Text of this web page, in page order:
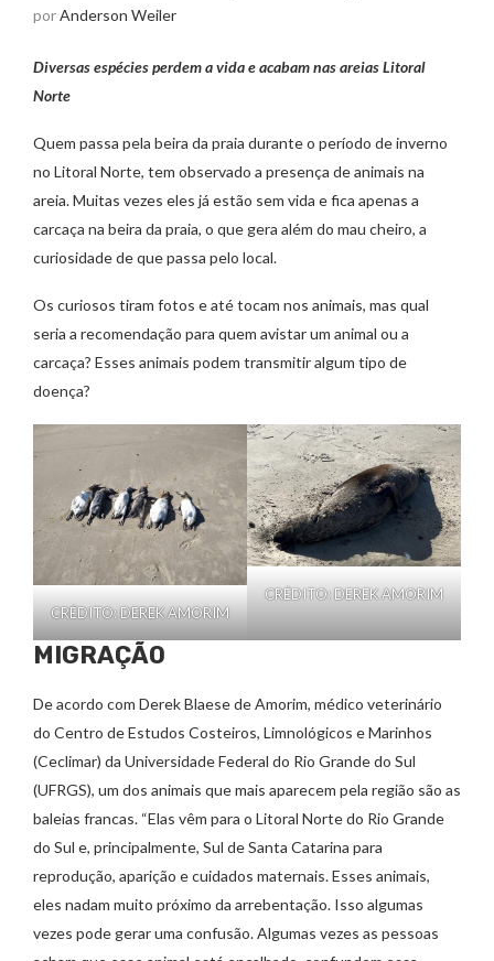
porAnderson Weiler
Diversas espécies perdem a vida e acabam nas areias Litoral
Norte
Quem passa pela beira da praia durante o período de inverno
no Litoral Norte, tem observado a presença de animais na
areia. Muitas vezes eles já estão sem vida e fica apenas a
carcaça na beira da praia, o que gera além do mau cheiro, a
curiosidade de que passa pelo local.
Os curiosos tiram fotos e até tocam nos animais, mas qual
seria a recomendação para quem avistar um animal ou a
carcaça? Esses animais podem transmitir algum tipo de
doença?
CRÉDITO: DEREK AMORIM
CRÉDITO: DEREK AMORIM
MIGRAÇÃO
De acordo com Derek Blaese de Amorim, médico veterinário
do Centro de Estudos Costeiros, Limnológicos e Marinhos
(Ceclimar) da Universidade Federal do Rio Grande do Sul
(UFRGS), um dos animais que mais aparecem pela região são as
baleias francas. “Elas vêm para o Litoral Norte do Rio Grande
do Sul e, principalmente, Sul de Santa Catarina para
reprodução, aparição e cuidados maternais. Esses animais,
eles nadam muito próximo da arrebentação. Isso algumas
vezes pode gerar uma confusão. Algumas vezes as pessoas